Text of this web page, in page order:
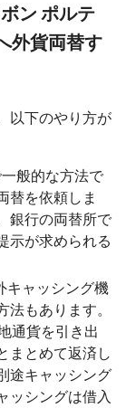
ン ポルテ
外貨両替す
以下のやり方が
般的な方法で
替を依頼しま
銀行の両替所で
示が求められる
キャッシング機
もあります。
通貨を引き出
とめて返済し
途キャッシング
ッシングは借入